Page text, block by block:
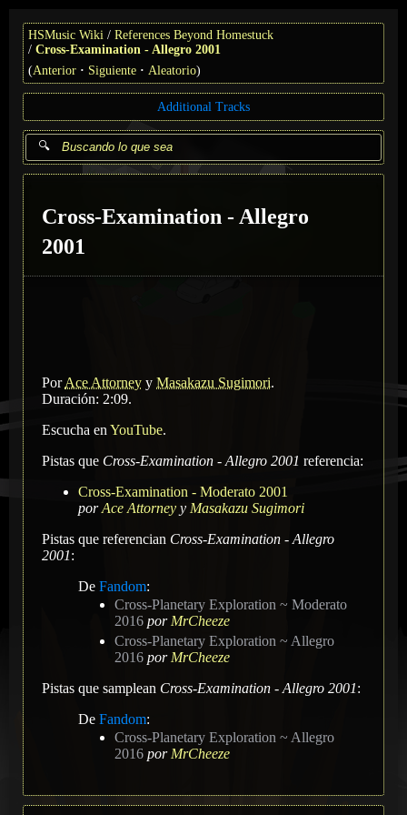
HSMusic Wiki
References Beyond Homestuck
Cross-Examination - Allegro 2001
(Anterior Siguiente Aleatorio)
Additional Tracks
Cross-Examination - Allegro
2001
PorAce Attorney y Masakazu Sugimori.
Duración: 2:09.
Escucha en YouTube.
Pistas que Cross-Examination - Allegro 2001 referencia:
Cross-Examination - Moderato 2001
porAce Attorney y Masakazu Sugimori
Pistas que referencian Cross-Examination - Allegro
2001:
De Fandom:
Cross-Planetary Exploration ~ Moderato
2016 por MrCheeze
Cross-Planetary Exploration ~ Allegro
2016 por MrCheeze
Pistas que samplean Cross-Examination - Allegro 2001:
De Fandom:
Cross-Planetary Exploration ~ Allegro
2016 por MrCheeze